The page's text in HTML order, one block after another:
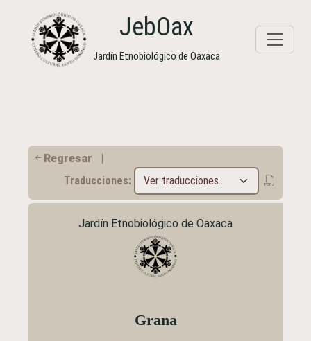
JebOax
Jardín Etnobiológico de Oaxaca
Regresar
Traducciones:
Jardín Etnobiológico de Oaxaca
Grana